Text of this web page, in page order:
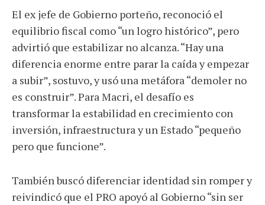
El ex jefe de Gobierno porteño, reconoció el
equilibrio fiscal como “un logro histórico”, pero
advirtió que estabilizar no alcanza. “Hay una
diferencia enorme entre parar la caída y empezar
a subir”, sostuvo, y usó una metáfora “demoler no
es construir”. Para Macri, el desafío es
transformar la estabilidad en crecimiento con
inversión, infraestructura y un Estado “pequeño
pero que funcione”.
También buscó diferenciar identidad sin romper y
reivindicó que el PRO apoyó al Gobierno “sin ser